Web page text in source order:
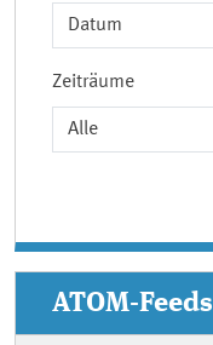
Zeiträume
ATOM-Feeds